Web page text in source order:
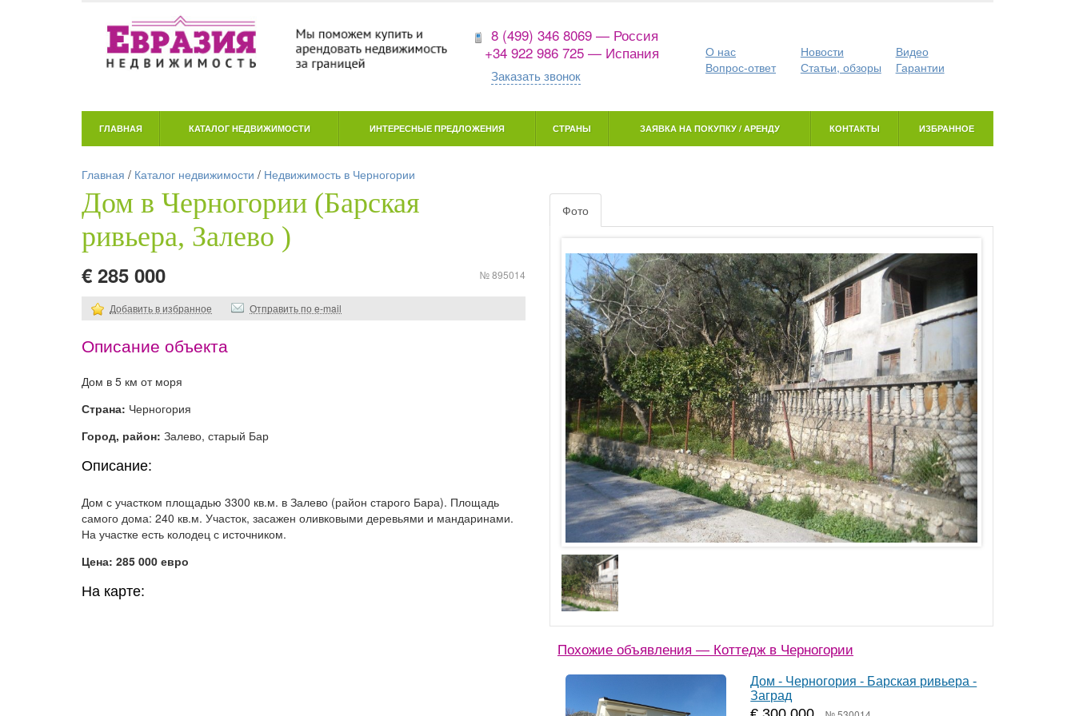
8 (499) 346 8069 — Россия
+34 922 986 725 — Испания
Заказать звонок
О нас Новости
Видео
Вопрос-ответ
Статьи, обзоры Гарантии
ГЛАВНАЯ КАТАЛОГ НЕДВИЖИМОСТИ ИНТЕРЕСНЫЕ ПРЕДЛОЖЕНИЯ СТРАНЫ ЗАЯВКА НА ПОКУПКУ / АРЕНДУ КОНТАКТЫ ИЗБРАННОЕ
Главная / Каталог недвижимости / Недвижимость в Черногории
Дом в Черногории (Барская
ривьера, Залево )
€ 285 000 № 895014
Добавить в избранное Отправить по e-mail
Описание объекта
Дом в 5 км от моря
Страна: Черногория
Город, район: Залево, старый Бар
Описание:
Дом с участком площадью 3300 кв.м. в Залево (район старого Бара). Площадь
самого дома: 240 кв.м. Участок, засажен оливковыми деревьями и мандаринами.
На участке есть колодец с источником.
Цена: 285 000 евро
На карте:
Фото
Похожие объявления — Коттедж в Черногории
Дом - Черногория - Барская ривьера -
Заград